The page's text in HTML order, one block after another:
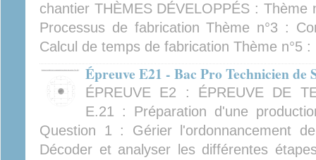
chantier THÈMES DÉVELOPPÉS : Thème
Processus de fabrication Thème n°3 :
Calcul de temps de fabrication Thème n°5 :
Épreuve E21 - Bac Pro Technicien de
ÉPREUVE E2 : ÉPREUVE DE
E.21 : Préparation d'une
Question 1 : Gérier l'ordonnancement
Décoder et analyser les différentes